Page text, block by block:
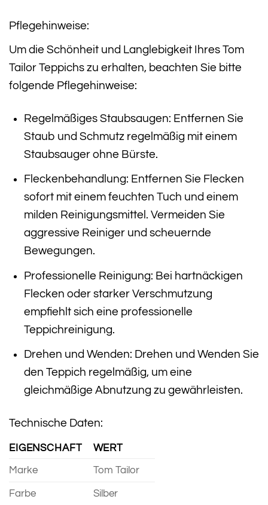
Pflegehinweise:
Um die Schönheit und Langlebigkeit Ihres Tom
Tailor Teppichs zu erhalten, beachten Sie bitte
folgende Pflegehinweise:
Regelmäßiges Staubsaugen: Entfernen Sie
Staub und Schmutz regelmäßig mit einem
Staubsauger ohne Bürste.
Fleckenbehandlung: Entfernen Sie Flecken
sofort mit einem feuchten Tuch und einem
milden Reinigungsmittel. Vermeiden Sie
aggressive Reiniger und scheuernde
Bewegungen.
Professionelle Reinigung: Bei hartnäckigen
Flecken oder starker Verschmutzung
empfiehlt sich eine professionelle
Teppichreinigung.
Drehen und Wenden: Drehen und Wenden Sie
den Teppich regelmäßig, um eine
gleichmäßige Abnutzung zu gewährleisten.
Technische Daten:
EIGENSCHAFT WERT
Marke Tom Tailor
Farbe Silber